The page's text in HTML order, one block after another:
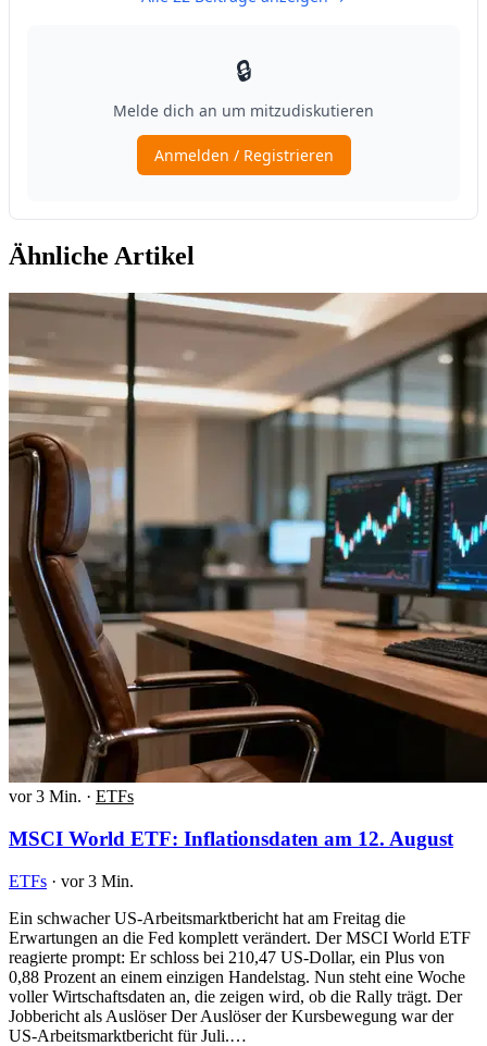
Ähnliche Artikel
vor 3 Min. · ETFs
MSCI World ETF: Inflationsdaten am 12. August
ETFs · vor 3 Min.
Ein schwacher US-Arbeitsmarktbericht hat am Freitag die
Erwartungen an die Fed komplett verändert. Der MSCI World ETF
reagierte prompt: Er schloss bei 210,47 US-Dollar, ein Plus von
0,88 Prozent an einem einzigen Handelstag. Nun steht eine Woche
voller Wirtschaftsdaten an, die zeigen wird, ob die Rally trägt. Der
Jobbericht als Auslöser Der Auslöser der Kursbewegung war der
US-Arbeitsmarktbericht für Juli.…